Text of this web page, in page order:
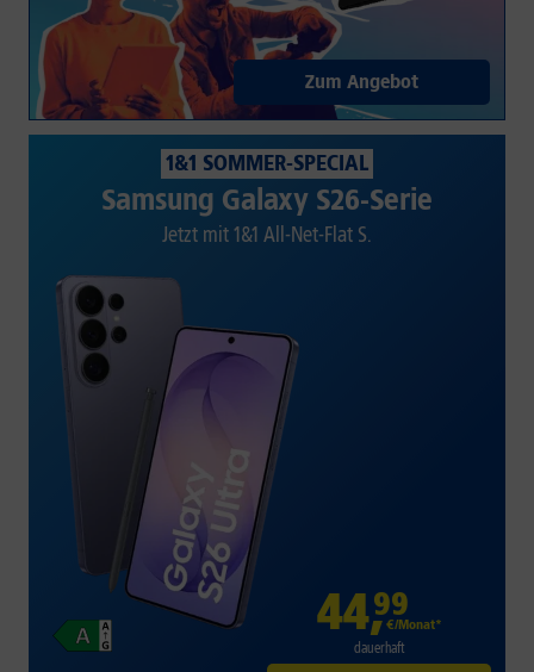
Zum Angebot
1&1 SOMMER-SPECIAL
Samsung Galaxy S26-Serie
Jetzt mit 1&1 All-Net-Flat S.
44,99
€/Monat*
dauerhaft